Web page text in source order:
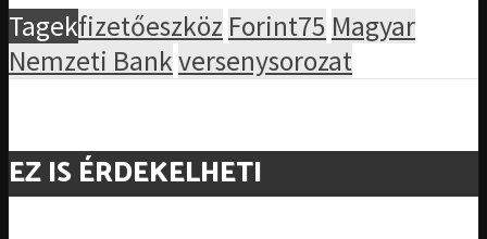
Tagekfizetőeszköz Forint75 Magyar
Nemzeti Bankversenysorozat
EZ IS ÉRDEKELHETI